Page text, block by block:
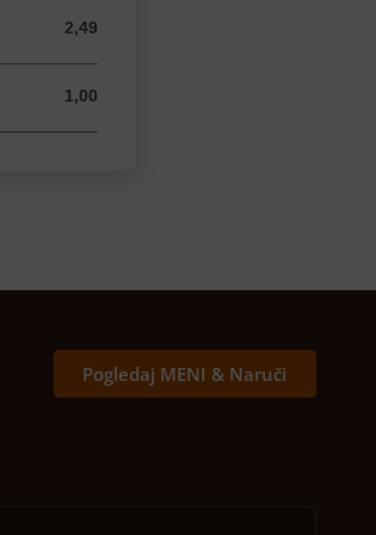
2,49
2,49 USD
1,00
1,00 USD
Pogledaj MENI & Naruči